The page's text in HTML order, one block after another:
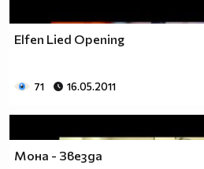
Elfen Lied Opening
71 16.05.2011
Мона - Звезда